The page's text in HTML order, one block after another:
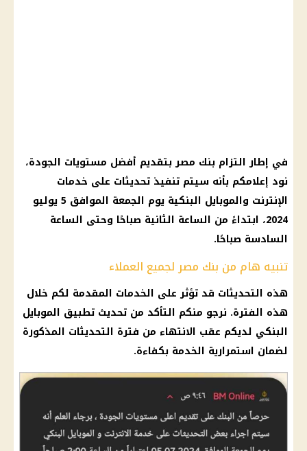
في إطار التزام بنك مصر بتقديم أفضل مستويات الجودة،
نود إعلامكم بأنه سيتم تنفيذ تحديثات على خدمات
الإنترنت والموبايل البنكية يوم الجمعة الموافق 5 يوليو
2024، ابتداءً من الساعة الثانية صباحًا وحتى الساعة
السادسة صباحًا.
تنبيه هام من بنك مصر لجميع العملاء
هذه التحديثات قد تؤثر على الخدمات المقدمة لكم خلال
هذه الفترة. نرجو منكم التأكد من تحديث تطبيق الموبايل
البنكي لديكم عقب الانتهاء من فترة التحديثات المذكورة
لضمان استمرارية الخدمة بكفاءة.